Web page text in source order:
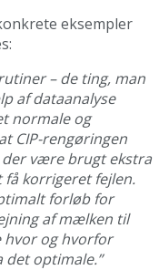
eksempler
– de ting, man
af dataanalyse
normale og
CIP-rengøringen
være brugt ekstra
få korrigeret fejlen.
forløb for
af mælken til
og hvorfor
optimale.”